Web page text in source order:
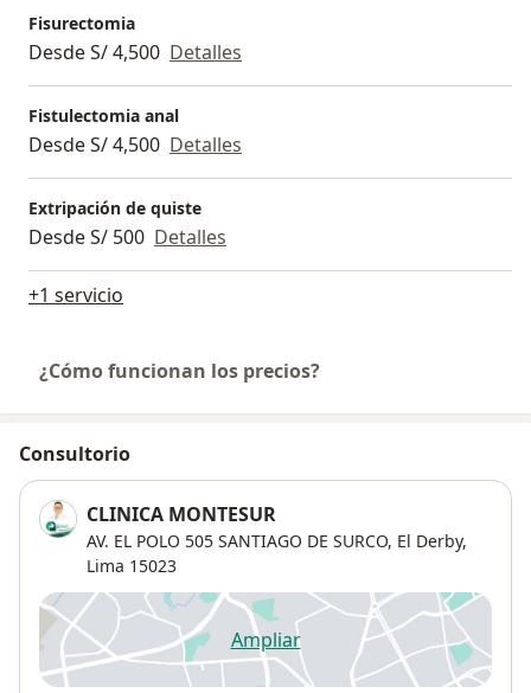
Fisurectomia
Desde S/ 4,500 Detalles
Fistulectomia anal
Desde S/ 4,500 Detalles
Extripación de quiste
Desde S/ 500 Detalles
+1 servicio
¿Cómo funcionan los precios?
Consultorio
CLINICA MONTESUR
AV. EL POLO 505 SANTIAGO DE SURCO, El Derby,
Lima 15023
Ampliarse abre en una nueva